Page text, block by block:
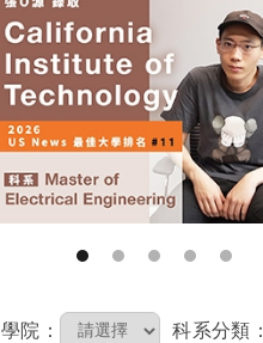
1 2 3 4 5
學院： 科系分類：